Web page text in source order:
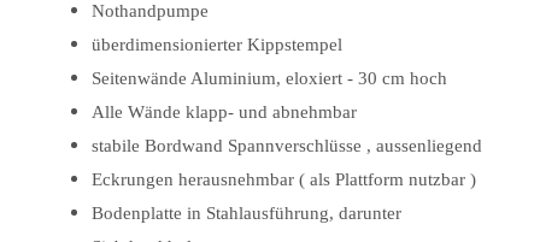
Nothandpumpe
überdimensionierter Kippstempel
Seitenwände Aluminium, eloxiert - 30 cm hoch
Alle Wände klapp- und abnehmbar
stabile Bordwand Spannverschlüsse , aussenliegend
Eckrungen herausnehmbar ( als Plattform nutzbar )
Bodenplatte in Stahlausführung, darunter